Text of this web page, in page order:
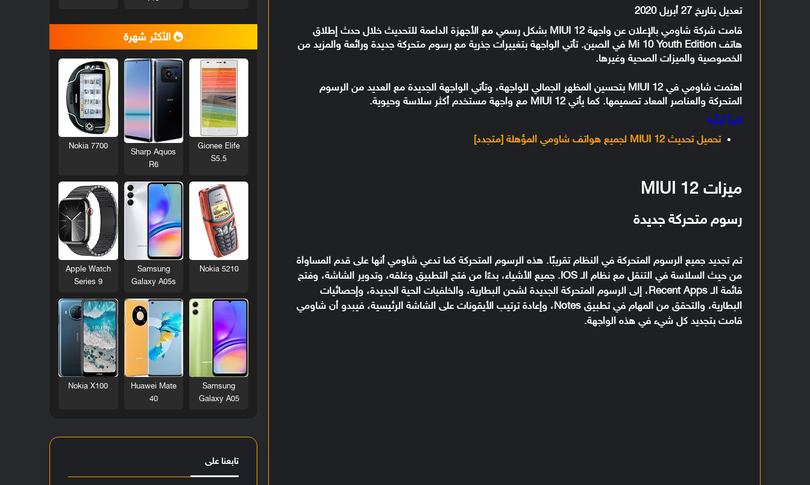
تعديل بتاريخ 27 أبريل 2020
قامت شركة شاومي بالإعلان عن واجهة MIUI 12 بشكل رسمي مع الأجهزة الداعمة للتحديث خلال حدث إطلاق
هاتف Mi 10 Youth Edition في الصين. تأتي الواجهة بتغييرات جذرية مع رسوم متحركة جديدة ورائعة والمزيد من
الخصوصية والميزات الصحية وغيرها.
اهتمت شاومي في MIUI 12 بتحسين المظهر الجمالي للواجهة، وتأتي الواجهة الجديدة مع العديد من الرسوم
المتحركة والعناصر المعاد تصميمها. كما يأتي MIUI 12 مع واجهة مستخدم أكثر سلاسة وحيوية.
اقرأ أيضًا
تحميل تحديث MIUI 12 لجميع هواتف شاومي المؤهلة [متجدد]
ميزات MIUI 12
رسوم متحركة جديدة
تم تجديد جميع الرسوم المتحركة في النظام تقريبًا. هذه الرسوم المتحركة كما تدعي شاومي أنها على قدم المساواة
من حيث السلاسة في التنقل مع نظام الـ IOS. جميع الأشياء، بدءًا من فتح التطبيق وغلقه، وتدوير الشاشة، وفتح
قائمة الـ Recent Apps، إلى الرسوم المتحركة الجديدة لشحن البطارية، والخلفيات الحية الجديدة، وإحصائيات
البطارية، والتحقق من المهام في تطبيق Notes، وإعادة ترتيب الأيقونات على الشاشة الرئيسية، فيبدو أن شاومي
قامت بتجديد كل شيء في هذه الواجهة.
الأكثر شهرة
Gionee Elife
S5.5
Sharp Aquos
R6
Nokia 7700
Nokia 5210
Samsung
Galaxy A05s
Apple Watch
Series 9
Samsung
Galaxy A05
Huawei Mate
40
Nokia X100
تابعنا على